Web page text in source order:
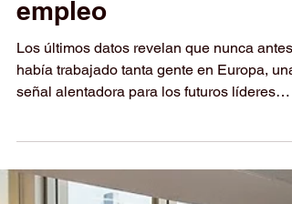
consecutivos de
crecimiento del
empleo
señal alentadora para los futuros líderes
empresariales y para el valor de una